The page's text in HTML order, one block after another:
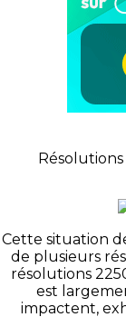
Cette situation
de plusieurs
résolutions
est
impactent,